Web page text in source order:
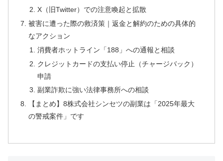
X（旧Twitter）での注意喚起と拡散
被害に遭った際の救済策｜返金と解約のための具体的
なアクション
消費者ホットライン「188」への通報と相談
クレジットカードの支払い停止（チャージバック）
申請
副業詐欺に強い法律事務所への相談
【まとめ】8株式会社シンセツの副業は「2025年最大
の警戒案件」です